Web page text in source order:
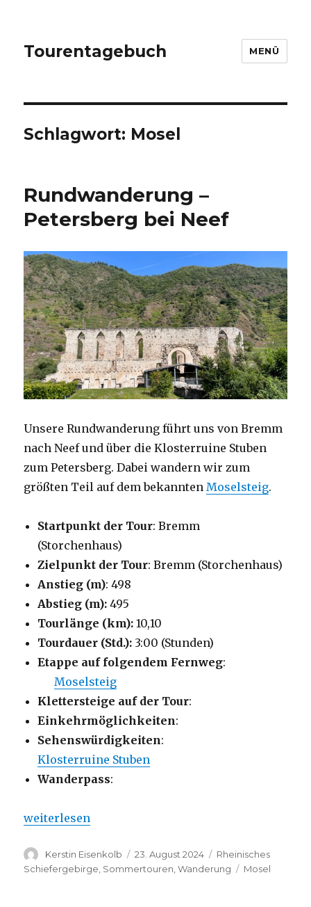
Tourentagebuch MENÜ
Schlagwort: Mosel
Rundwanderung –
Petersberg bei Neef
Unsere Rundwanderung führt uns von Bremm
nach Neef und über die Klosterruine Stuben
zum Petersberg. Dabei wandern wir zum
größten Teil auf dem bekanntenMoselsteig.
Startpunkt der Tour: Bremm
(Storchenhaus)
Zielpunkt der Tour: Bremm (Storchenhaus)
Anstieg (m): 498
Abstieg (m): 495
Tourlänge (km):10,10
Tourdauer (Std.): 3:00 (Stunden)
Etappe auf folgendem Fernweg:
Moselsteig
Klettersteige auf der Tour:
Einkehrmöglichkeiten:
Sehenswürdigkeiten:
Klosterruine Stuben
Wanderpass:
„Rundwanderung – Petersberg bei Neef“
weiterlesen
Autor
Kerstin Eisenkolb
Veröffentlicht
am
23. August 2024 Kategorien
Rheinisches
Schiefergebirge, Sommertouren,Wanderung Schlagwörter
Mosel